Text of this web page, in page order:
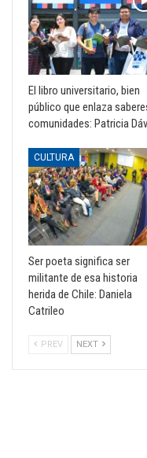
El libro universitario, bien
público que enlaza
comunidades: Patricia
CULTURA
Ser poeta significa ser
militante de esa historia
herida de Chile: Daniela
Catrileo
PREV NEXT